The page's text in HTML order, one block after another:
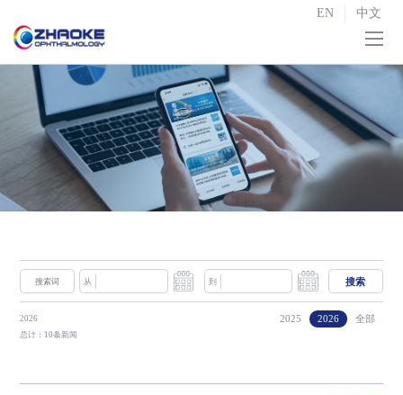
EN 中文
首页
关于我们 
研发与生产 
战略合作
新闻中心
联系我们
从 到 搜索
2026 2025 2026 全部
总计：10条新闻